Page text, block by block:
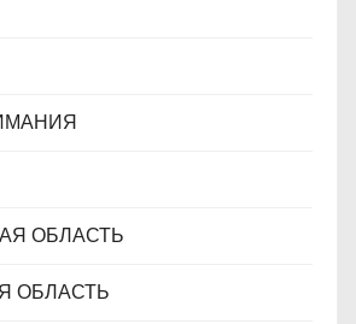
ОБЛАСТЬ
ОБЛАСТЬ